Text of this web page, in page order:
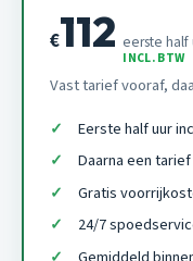
€112 eerste half
INCL. BTW
Vast tarief vooraf,
Eerste half uur
Daarna een
Gratis
24/7